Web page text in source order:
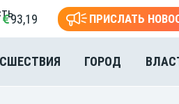
93,19 ПРИСЛАТЬ
ГОРОД